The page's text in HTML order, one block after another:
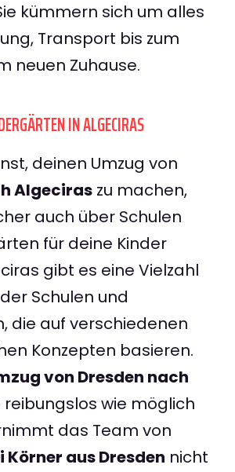
kümmern sich um alles
Transport bis zum
neuen Zuhause.
IN ALGECIRAS
deinen Umzug von
Algeciras zu machen,
auch über Schulen
für deine Kinder
gibt es eine Vielzahl
Schulen und
die auf verschiedenen
Konzepten basieren.
von Dresden nach
reibungslos wie möglich
das Team von
aus Dresden nicht